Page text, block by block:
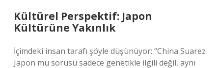
Kültürel Perspektif: Japon
Kültürüne Yakınlık
İçimdeki insan tarafı şöyle düşünüyor: “China Suarez
Japon mu sorusu sadece genetikle ilgili değil, aynı